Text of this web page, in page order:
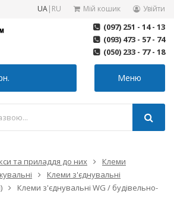
UA| RU Мій кошик Увійти
(097) 251 - 14 - 13
(093) 473 - 57 - 74
(050) 233 - 77 - 18
Меню
та приладдя до них
Клеми
Клеми з'єднувальні
Клеми з'єднувальні WG / будівельно-